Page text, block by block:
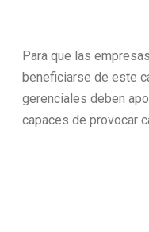
Para que las
beneficiarse de este
gerenciales deben
capaces de provocar